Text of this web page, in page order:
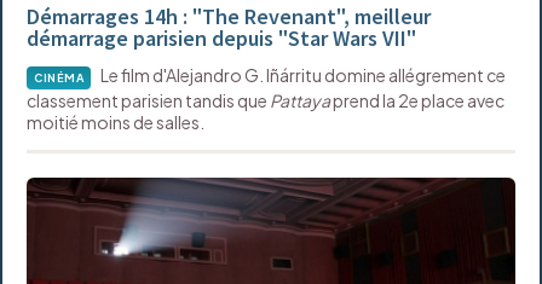
Démarrages 14h : "The Revenant", meilleur
démarrage parisien depuis "Star Wars VII"
CINÉMA
Le film d'Alejandro G. Iñárritu domine allégrement ce
classement parisien tandis que Pattayaprend la 2e place avec
moitié moins de salles.